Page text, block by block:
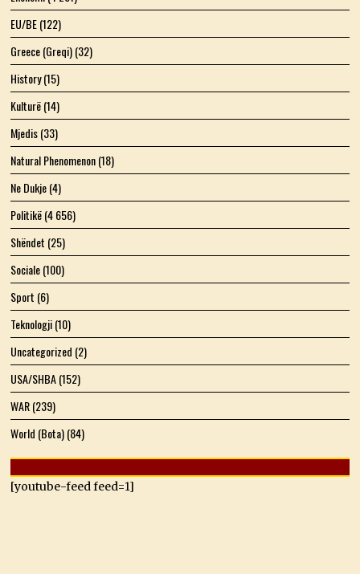
EU/BE(122)
Greece (Greqi)(32)
History(15)
Kulturë(14)
Mjedis(33)
Natural Phenomenon(18)
Ne Dukje(4)
Politikë(4 656)
Shëndet (25)
Sociale(100)
Sport (6)
Teknologji(10)
Uncategorized (2)
USA/SHBA(152)
WAR(239)
World (Bota)(84)
[youtube-feed feed=1]